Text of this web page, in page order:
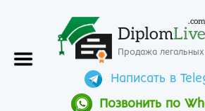
DiplomLive
.com
Продажа
Написать в
Позвонить по